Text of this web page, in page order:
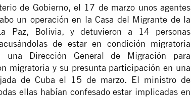
de Gobierno, el 17 de marzo unos agentes
un operación en la Casa del Migrante de la
Paz, Bolivia, y detuvieron a 14 personas
de estar en condición migratoria
Dirección General de Migración para
migratoria y su presunta participación en una
de Cuba el 15 de marzo. El ministro de
ellas habían confesado estar implicadas en